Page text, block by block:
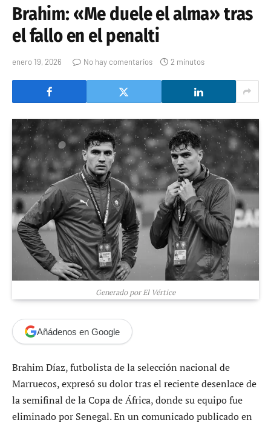
Brahim: «Me duele el alma» tras
el fallo en el penalti
enero 19, 2026 No hay comentarios 2 minutos
Generado por El Vértice
Añádenos en Google
Brahim Díaz, futbolista de la selección nacional de
Marruecos, expresó su dolor tras el reciente desenlace de
la semifinal de la Copa de África, donde su equipo fue
eliminado por Senegal. En un comunicado publicado en